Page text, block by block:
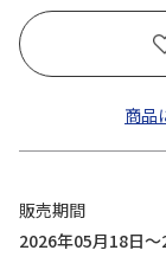
商品
販売期間
2026年05月18日